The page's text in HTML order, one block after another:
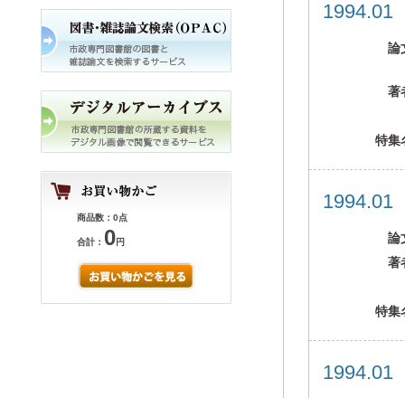
商品数：0点
合計： 0円
論
著
特集
論
著
特集